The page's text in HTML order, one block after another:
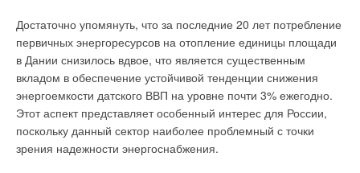
Достаточно упомянуть, что за последние 20 лет потребление
первичных энергоресурсов на отопление единицы площади
в Дании снизилось вдвое, что является существенным
вкладом в обеспечение устойчивой тенденции снижения
энергоемкости датского ВВП на уровне почти 3% ежегодно.
Этот аспект представляет особенный интерес для России,
поскольку данный сектор наиболее проблемный с точки
зрения надежности энергоснабжения.
требований.
Вопрос: «У меня лопнул радиатор (батарея домашнего
отопления), в результате горячей водой был полностью
испорчен новый дорогой паркет. Кто в данной ситуации
должен будет возмещать мне причиненный ущерб?»
В данной ситуации в первую очередь необходимо